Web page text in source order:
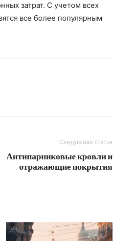
затрат. С учетом всех
все более популярным
Следующая статья
Антипарниковые кровли и
отражающие покрытия